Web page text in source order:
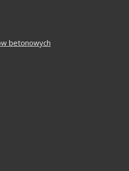
betonowych